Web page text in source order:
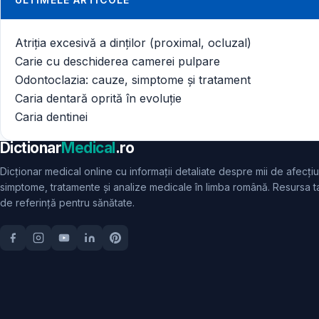
Atriția excesivă a dinților (proximal, ocluzal)
Carie cu deschiderea camerei pulpare
Odontoclazia: cauze, simptome și tratament
Caria dentară oprită în evoluție
Caria dentinei
DictionarMedical.ro
Dicționar medical online cu informații detaliate despre mii de
simptome, tratamente și analize medicale în limba română. Resursa
de referință pentru sănătate.